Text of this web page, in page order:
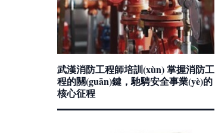
武漢消防工程師培訓(xùn) 掌握消防工
程的關(guān)鍵，馳騁安全事業(yè)的
核心征程